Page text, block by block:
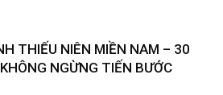
THIẾU NIÊN MIỀN NAM – 30
NGỪNG TIẾN BƯỚC